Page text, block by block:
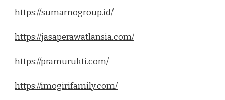
https://sumarnogroup.id/
https://jasaperawatlansia.com/
https://pramurukti.com/
https://imogirifamily.com/